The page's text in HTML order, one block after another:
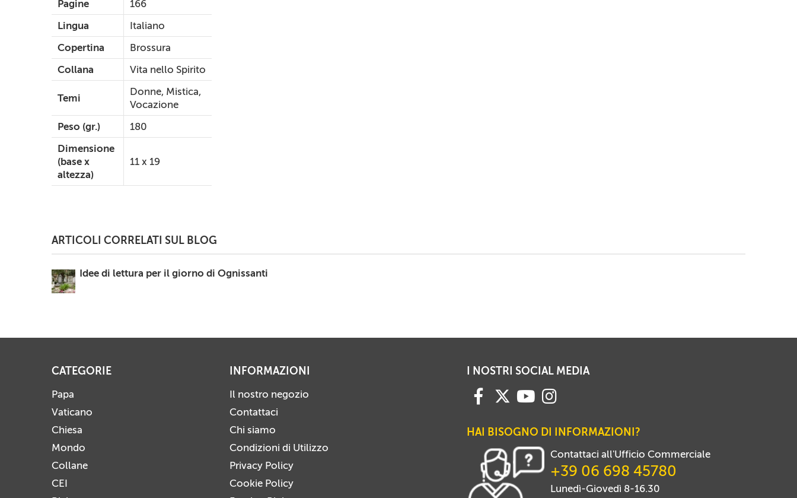
Pagine
166
Lingua
Italiano
Copertina
Brossura
Collana
Vita nello Spirito
Temi
Donne, Mistica,
Vocazione
Peso (gr.)
180
Dimensione
(base x
altezza)
11 x 19
ARTICOLI CORRELATI SUL BLOG
Idee di lettura per il giorno di Ognissanti
CATEGORIE
Papa
Vaticano
Chiesa
Mondo
Collane
CEI
INFORMAZIONI
Il nostro negozio
Contattaci
Chi siamo
Condizioni di Utilizzo
Privacy Policy
Cookie Policy
I NOSTRI SOCIAL MEDIA
HAI BISOGNO DI INFORMAZIONI?
Contattaci all'Ufficio Commerciale
+39 06 698 45780
Lunedì-Giovedì 8-16.30